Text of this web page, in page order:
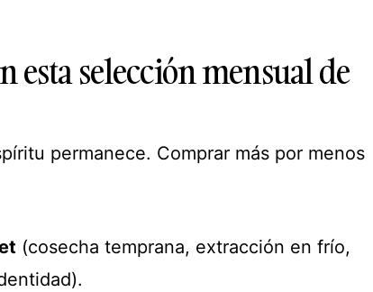
esta selección mensual de
permanece. Comprar más por menos
(cosecha temprana, extracción en frío,